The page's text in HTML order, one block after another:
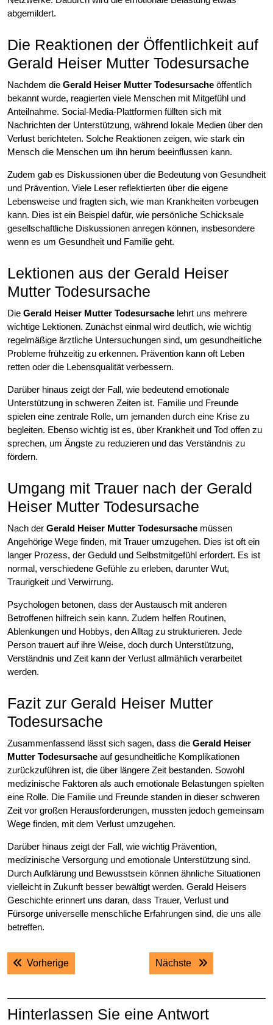
abgemildert.
Die Reaktionen der Öffentlichkeit auf
Gerald Heiser Mutter Todesursache
Nachdem die Gerald Heiser Mutter Todesursache öffentlich
bekannt wurde, reagierten viele Menschen mit Mitgefühl und
Anteilnahme. Social-Media-Plattformen füllten sich mit
Nachrichten der Unterstützung, während lokale Medien über den
Verlust berichteten. Solche Reaktionen zeigen, wie stark ein
Mensch die Menschen um ihn herum beeinflussen kann.
Zudem gab es Diskussionen über die Bedeutung von Gesundheit
und Prävention. Viele Leser reflektierten über die eigene
Lebensweise und fragten sich, wie man Krankheiten vorbeugen
kann. Dies ist ein Beispiel dafür, wie persönliche Schicksale
gesellschaftliche Diskussionen anregen können, insbesondere
wenn es um Gesundheit und Familie geht.
Lektionen aus der Gerald Heiser
Mutter Todesursache
Die Gerald Heiser Mutter Todesursache lehrt uns mehrere
wichtige Lektionen. Zunächst einmal wird deutlich, wie wichtig
regelmäßige ärztliche Untersuchungen sind, um gesundheitliche
Probleme frühzeitig zu erkennen. Prävention kann oft Leben
retten oder die Lebensqualität verbessern.
Darüber hinaus zeigt der Fall, wie bedeutend emotionale
Unterstützung in schweren Zeiten ist. Familie und Freunde
spielen eine zentrale Rolle, um jemanden durch eine Krise zu
begleiten. Ebenso wichtig ist es, über Krankheit und Tod offen zu
sprechen, um Ängste zu reduzieren und das Verständnis zu
fördern.
Umgang mit Trauer nach der Gerald
Heiser Mutter Todesursache
Nach der Gerald Heiser Mutter Todesursache müssen
Angehörige Wege finden, mit Trauer umzugehen. Dies ist oft ein
langer Prozess, der Geduld und Selbstmitgefühl erfordert. Es ist
normal, verschiedene Gefühle zu erleben, darunter Wut,
Traurigkeit und Verwirrung.
Psychologen betonen, dass der Austausch mit anderen
Betroffenen hilfreich sein kann. Zudem helfen Routinen,
Ablenkungen und Hobbys, den Alltag zu strukturieren. Jede
Person trauert auf ihre Weise, doch durch Unterstützung,
Verständnis und Zeit kann der Verlust allmählich verarbeitet
werden.
Fazit zur Gerald Heiser Mutter
Todesursache
Zusammenfassend lässt sich sagen, dass die Gerald Heiser
Mutter Todesursache auf gesundheitliche Komplikationen
zurückzuführen ist, die über längere Zeit bestanden. Sowohl
medizinische Faktoren als auch emotionale Belastungen spielten
eine Rolle. Die Familie und Freunde standen in dieser schweren
Zeit vor großen Herausforderungen, mussten jedoch gemeinsam
Wege finden, mit dem Verlust umzugehen.
Darüber hinaus zeigt der Fall, wie wichtig Prävention,
medizinische Versorgung und emotionale Unterstützung sind.
Durch Aufklärung und Bewusstsein können ähnliche Situationen
vielleicht in Zukunft besser bewältigt werden. Gerald Heisers
Geschichte erinnert uns daran, dass Trauer, Verlust und
Fürsorge universelle menschliche Erfahrungen sind, die uns alle
betreffen.
Post
navigation
VorherigePrevious post: Nächste Next post:
Hinterlassen Sie eine Antwort